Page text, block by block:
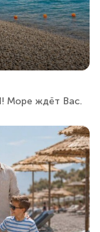
ждёт Вас.